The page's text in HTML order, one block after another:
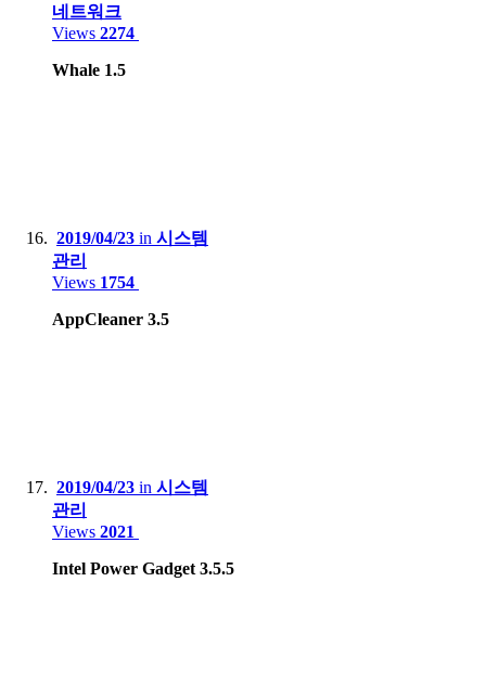
네트워크
Views 2274
Whale 1.5
2019/04/23 in 시스템
관리
Views 1754
AppCleaner 3.5
2019/04/23 in 시스템
관리
Views 2021
Intel Power Gadget 3.5.5